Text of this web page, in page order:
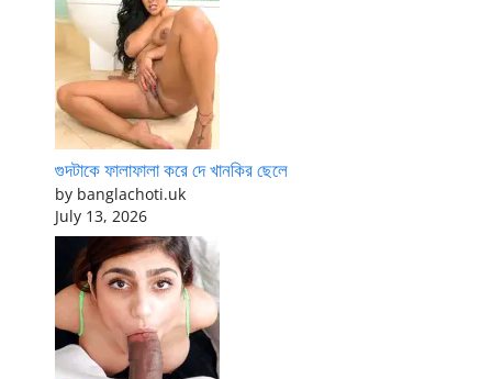
গুদটাকে ফালাফালা করে দে খানকির ছেলে
by banglachoti.uk
July 13, 2026